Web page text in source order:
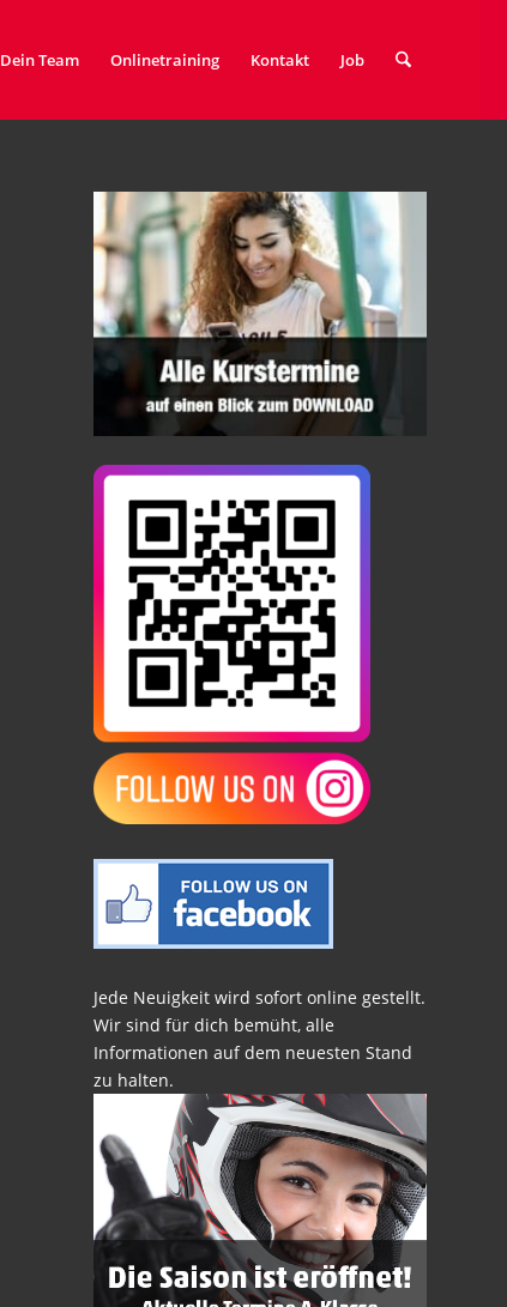
Dein Team Onlinetraining Kontakt Job
Jede Neuigkeit wird sofort online gestellt.
Wir sind für dich bemüht, alle
Informationen auf dem neuesten Stand
zu halten.